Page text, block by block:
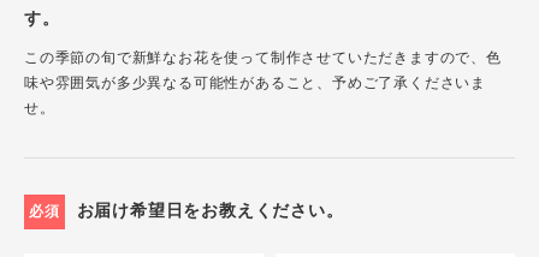
す。
この季節の旬で新鮮なお花を使って制作させていただきますので、色
味や雰囲気が多少異なる可能性があること、予めご了承くださいま
せ。
必須 お届け希望日をお教えください。